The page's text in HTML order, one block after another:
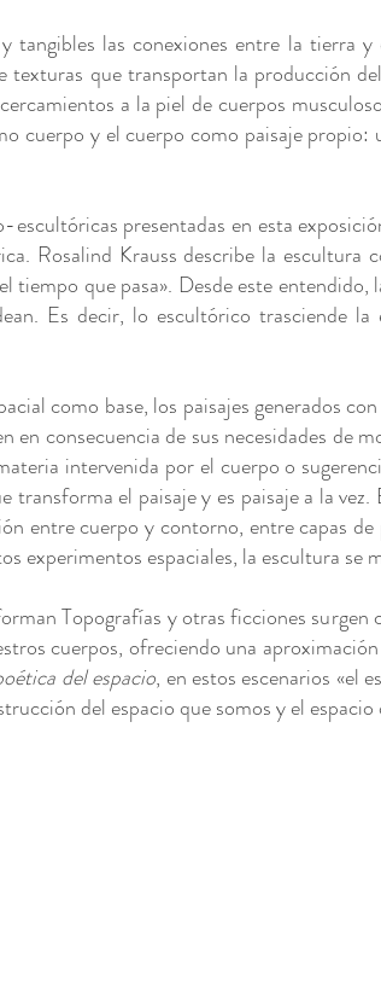
tangibles las conexiones entre la tierra y
texturas que transportan la producción
a la piel de cuerpos
cuerpo y el cuerpo como paisaje
presentadas en esta
Rosalind Krauss describe la
que pasa». Desde este
Es decir, lo escultórico trasciende
como base, los paisajes generados
en consecuencia de sus necesidades de
intervenida por el cuerpo o
transforma el paisaje y es paisaje a la
entre cuerpo y contorno, entre capas
experimentos espaciales, la escultura
Topografías y otras ficciones
cuerpos, ofreciendo una
del espacio, en estos escenarios «el
del espacio que somos y el